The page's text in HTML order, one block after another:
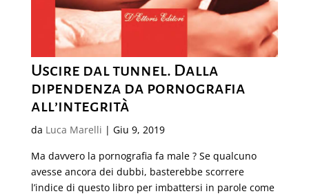
Uscire dal tunnel. Dalla
dipendenza da pornografia
all’integrità
da Luca Marelli | Giu 9, 2019
Ma davvero la pornografia fa male ? Se qualcuno
avesse ancora dei dubbi, basterebbe scorrere
l’indice di questo libro per imbattersi in parole come